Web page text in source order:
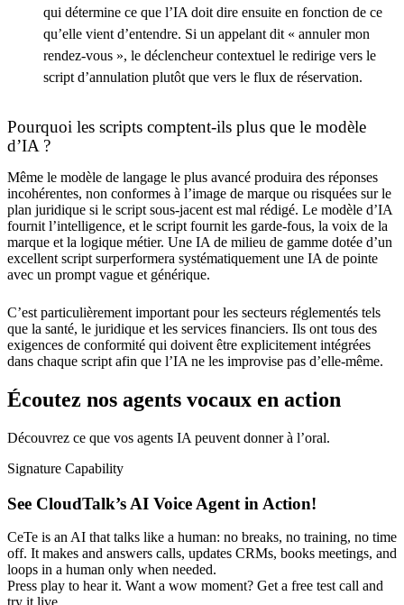
qui détermine ce que l’IA doit dire ensuite en fonction de ce
qu’elle vient d’entendre. Si un appelant dit « annuler mon
rendez-vous », le déclencheur contextuel le redirige vers le
script d’annulation plutôt que vers le flux de réservation.
Pourquoi les scripts comptent-ils plus que le modèle
d’IA ?
Même le modèle de langage le plus avancé produira des réponses
incohérentes, non conformes à l’image de marque ou risquées sur le
plan juridique si le script sous-jacent est mal rédigé. Le modèle d’IA
fournit l’intelligence, et le script fournit les garde-fous, la voix de la
marque et la logique métier. Une IA de milieu de gamme dotée d’un
excellent script surperformera systématiquement une IA de pointe
avec un prompt vague et générique.
C’est particulièrement important pour les secteurs réglementés tels
que la santé, le juridique et les services financiers. Ils ont tous des
exigences de conformité qui doivent être explicitement intégrées
dans chaque script afin que l’IA ne les improvise pas d’elle-même.
Écoutez nos agents vocaux en action
Découvrez ce que vos agents IA peuvent donner à l’oral.
Signature Capability
See CloudTalk’s AI Voice Agent in Action!
CeTe is an AI that talks like a human: no breaks, no training, no time
off. It makes and answers calls, updates CRMs, books meetings, and
loops in a human only when needed.
Press play to hear it. Want a wow moment? Get a free test call and